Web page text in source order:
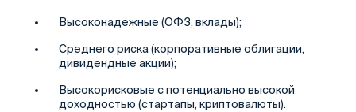
Высоконадежные (ОФЗ, вклады);
Среднего риска (корпоративные облигации,
дивидендные акции);
Высокорисковые с потенциально высокой
доходностью (стартапы, криптовалюты).